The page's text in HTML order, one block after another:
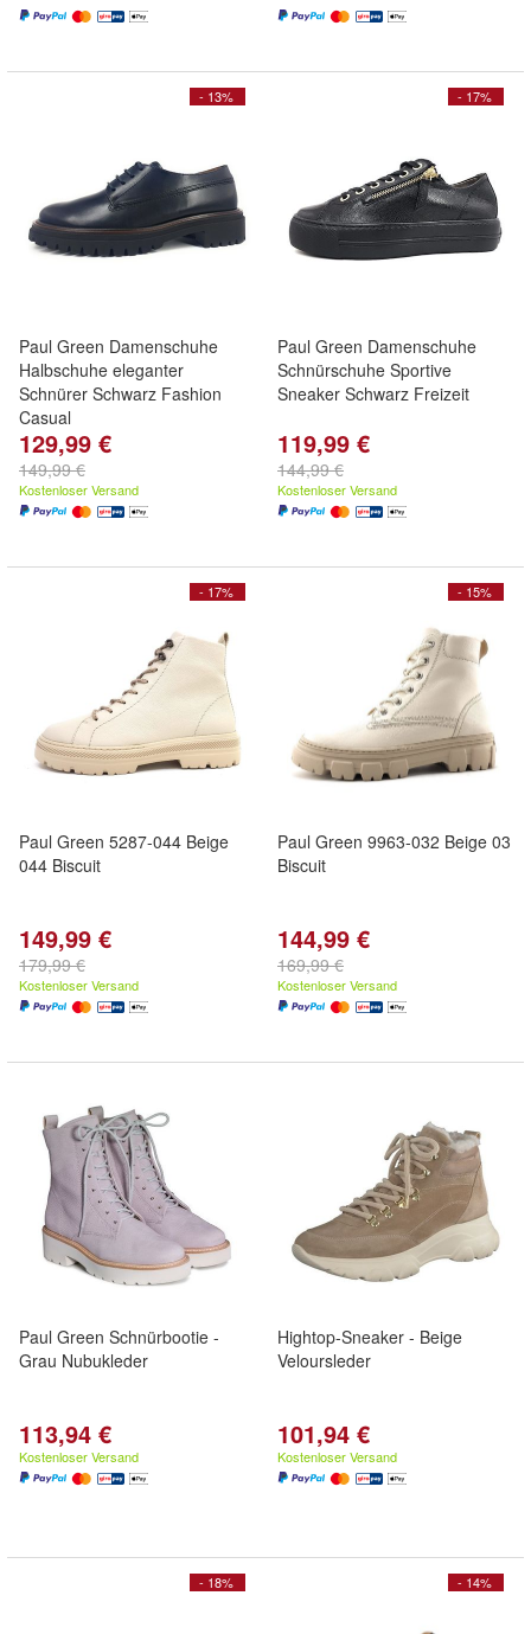
- 13%
Paul Green Damenschuhe
Halbschuhe eleganter
Schnürer Schwarz Fashion
Casual
129,99 €
149,99 €
Kostenloser Versand
- 17%
Paul Green Damenschuhe
Schnürschuhe Sportive
Sneaker Schwarz Freizeit
119,99 €
144,99 €
Kostenloser Versand
- 17%
Paul Green 5287-044 Beige
044 Biscuit
149,99 €
179,99 €
Kostenloser Versand
- 15%
Paul Green 9963-032 Beige 03
Biscuit
144,99 €
169,99 €
Kostenloser Versand
Paul Green Schnürbootie -
Grau Nubukleder
113,94 €
Kostenloser Versand
Hightop-Sneaker - Beige
Veloursleder
101,94 €
Kostenloser Versand
- 18% - 14%